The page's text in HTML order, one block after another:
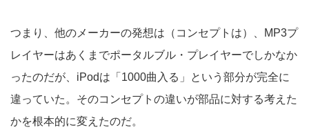
つまり、他のメーカーの発想は（コンセプトは）、MP3プ
レイヤーはあくまでポータルブル・プレイヤーでしかなか
ったのだが、iPodは「1000曲入る」という部分が完全に
違っていた。そのコンセプトの違いが部品に対する考えた
かを根本的に変えたのだ。